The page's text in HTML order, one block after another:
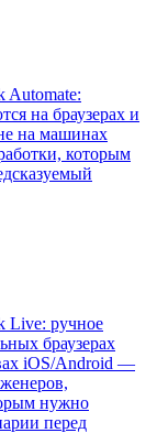
Automate:
на браузерах и
на машинах
которым
Live: ручное
браузерах
iOS/Android —
нужно
перед